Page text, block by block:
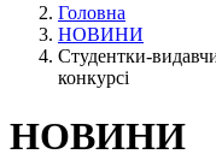
Головна
НОВИНИ
Студентки-
конкурсі
НОВИНИ